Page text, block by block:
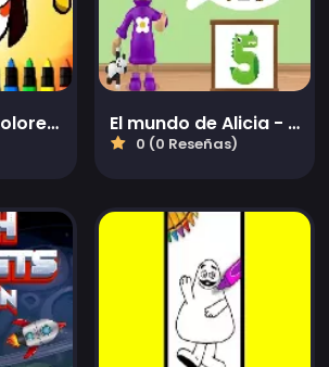
Aventura de Colorear del Circo Digital El mundo de Alicia - Números de animales
0 (0 Reseñas)